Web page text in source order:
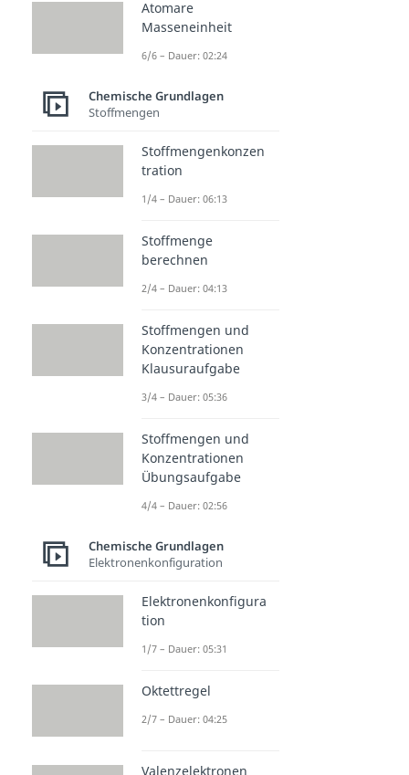
Atomare
Masseneinheit
6/6 – Dauer: 02:24
Chemische Grundlagen
Stoffmengen
Stoffmengenkonzen
tration
1/4 – Dauer: 06:13
Stoffmenge
berechnen
2/4 – Dauer: 04:13
Stoffmengen und
Konzentrationen
Klausuraufgabe
3/4 – Dauer: 05:36
Stoffmengen und
Konzentrationen
Übungsaufgabe
4/4 – Dauer: 02:56
Chemische Grundlagen
Elektronenkonfiguration
Elektronenkonfigura
tion
1/7 – Dauer: 05:31
Oktettregel
2/7 – Dauer: 04:25
Valenzelektronen